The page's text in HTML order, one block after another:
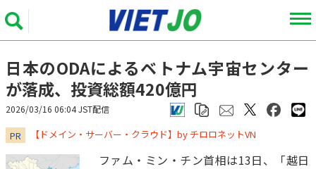
日本のODAによるベトナム宇宙センター
が落成、投資総額420億円
2026/03/16 06:04 JST配信
PR ​​​​​​​【ドメイン・サーバー・クラウド】by チロロネットVN
ファム・ミン・チン首相は13日、「越日